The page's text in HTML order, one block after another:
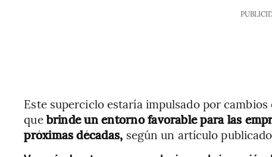
Este superciclo estaría impulsado por
quebrinde un entorno favorable para las
próximas décadas, según un artículo